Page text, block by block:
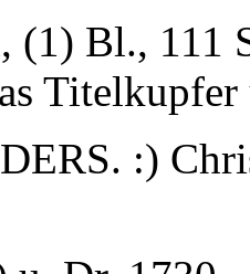
(1) Bl., 111
:)